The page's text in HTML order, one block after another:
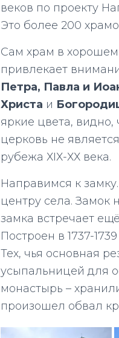
веков по проекту
Это более 200
Сам храм в хорошем
привлекает
Петра, Павла и
Христа и
яркие цвета, видно,
церковь не
рубежа ХІХ-ХХ века.
Направимся к
центру села. Замок
замка встречает
Построен в 1737-
Тех, чья основная
усыпальницей для
монастырь –
произошел обвал